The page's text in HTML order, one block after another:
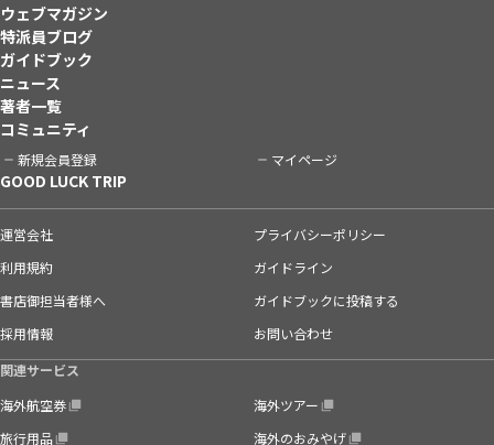
ウェブマガジン
特派員ブログ
ガイドブック
ニュース
著者一覧
コミュニティ
新規会員登録 マイページ
GOOD LUCK TRIP
運営会社
プライバシーポリシー
利用規約
ガイドライン
書店御担当者様へ
ガイドブックに投稿する
採用情報
お問い合わせ
関連サービス
海外航空券
海外ツアー
旅行用品
海外のおみやげ